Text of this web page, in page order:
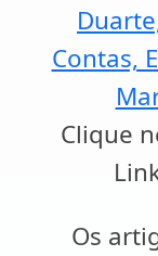
Contas,
Clique
Os